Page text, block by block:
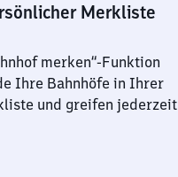
Merkliste
merken“-Funktion
Ihre Bahnhöfe in Ihrer
und greifen jederzeit